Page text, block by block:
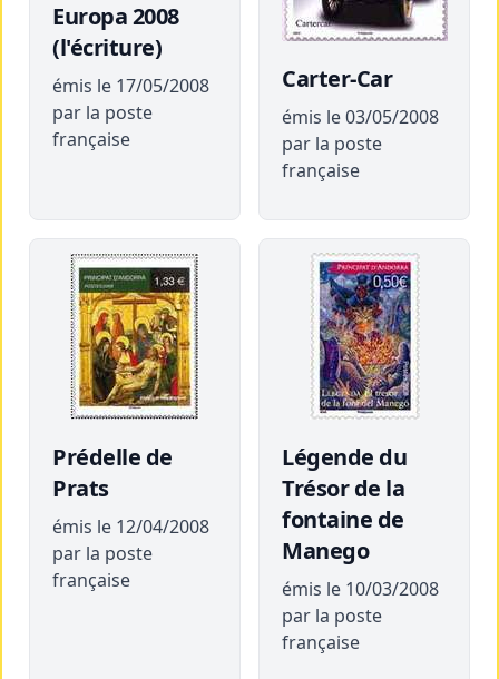
Europa 2008
(l'écriture)
émis le 17/05/2008
par la poste
française
Carter-Car
émis le 03/05/2008
par la poste
française
Prédelle de
Prats
émis le 12/04/2008
par la poste
française
Légende du
Trésor de la
fontaine de
Manego
émis le 10/03/2008
par la poste
française